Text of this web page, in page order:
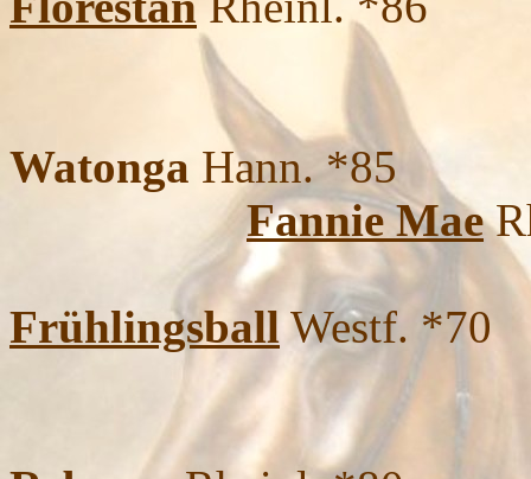
Watonga Hann. *85
Fannie Mae
Frühlingsball Westf. *70